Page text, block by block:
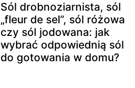
Sól drobnoziarnista, sól
„fleur de sel”, sól różowa
czy sól jodowana: jak
wybrać odpowiednią sól
do gotowania w domu?